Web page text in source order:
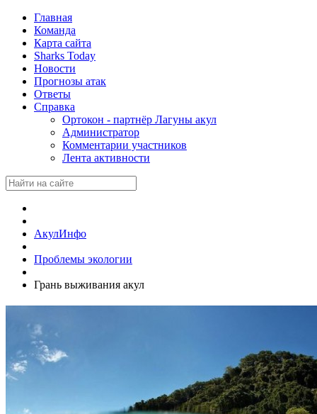
Главная
Команда
Карта сайта
Sharks Today
Новости
Прогнозы атак
Ответы
Справка
Ортокон - партнёр Лагуны акул
Администратор
Комментарии участников
Лента активности
АкулИнфо
Проблемы экологии
Грань выживания акул